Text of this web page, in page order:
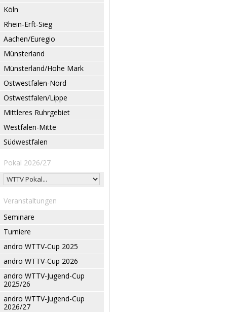
Köln
Rhein-Erft-Sieg
Aachen/Euregio
Münsterland
Münsterland/Hohe Mark
Ostwestfalen-Nord
Ostwestfalen/Lippe
Mittleres Ruhrgebiet
Westfalen-Mitte
Südwestfalen
Pokal 2026/27
Veranstaltungen
Seminare
Turniere
andro WTTV-Cup 2025
andro WTTV-Cup 2026
andro WTTV-Jugend-Cup
2025/26
andro WTTV-Jugend-Cup
2026/27